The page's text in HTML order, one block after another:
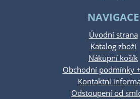
NAVIGACE
Úvodní strana
Katalog zboží
Nákupní košík
Obchodní podmínky
Kontaktní
Odstoupení od